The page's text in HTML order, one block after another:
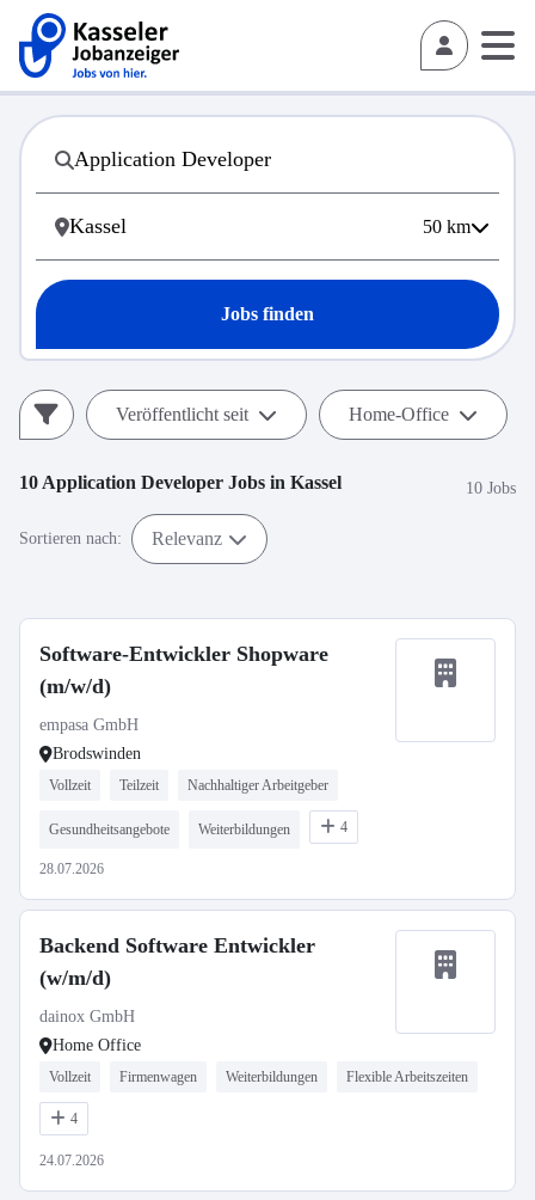
50 km
Jobs finden
Veröffentlicht seit Home-Office
10 Application Developer Jobs in Kassel 10 Jobs
Sortieren nach: Relevanz
Software-Entwickler Shopware
(m/w/d)
empasa GmbH
Brodswinden
Vollzeit Teilzeit Nachhaltiger Arbeitgeber
Gesundheitsangebote Weiterbildungen 4
28.07.2026
Backend Software Entwickler
(w/m/d)
dainox GmbH
Home Office
Vollzeit Firmenwagen Weiterbildungen Flexible Arbeitszeiten
4
24.07.2026